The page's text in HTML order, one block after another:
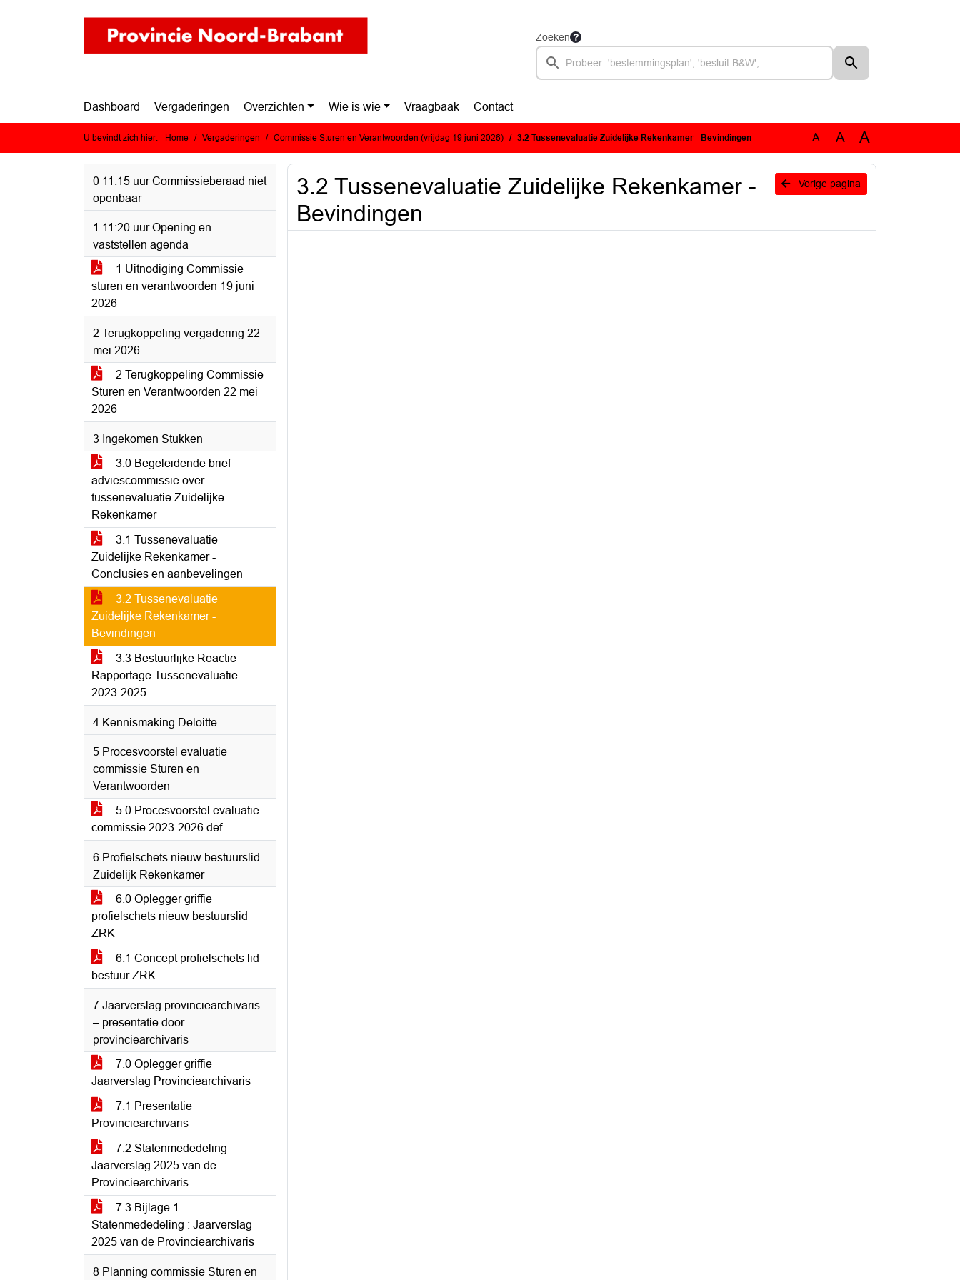
Ga naar de inhoud van deze pagina
Ga naar het zoeken
Ga naar het menu
Zoeken
Dashboard Vergaderingen Overzichten Wie is wie Vraagbaak Contact
U bevindt zich hier: Home Vergaderingen Commissie Sturen en Verantwoorden (vrijdag 19 juni 2026) 3.2 Tussenevaluatie Zuidelijke Rekenkamer - Bevindingen A A A
0 11:15 uur Commissieberaad niet
openbaar
1 11:20 uur Opening en
vaststellen agenda
1 Uitnodiging Commissie
sturen en verantwoorden 19 juni
2026
2 Terugkoppeling vergadering 22
mei 2026
2 Terugkoppeling Commissie
Sturen en Verantwoorden 22 mei
2026
3 Ingekomen Stukken
3.0 Begeleidende brief
adviescommissie over
tussenevaluatie Zuidelijke
Rekenkamer
3.1 Tussenevaluatie
Zuidelijke Rekenkamer -
Conclusies en aanbevelingen
3.2 Tussenevaluatie
Zuidelijke Rekenkamer -
Bevindingen
3.3 Bestuurlijke Reactie
Rapportage Tussenevaluatie
2023-2025
4 Kennismaking Deloitte
5 Procesvoorstel evaluatie
commissie Sturen en
Verantwoorden
5.0 Procesvoorstel evaluatie
commissie 2023-2026 def
6 Profielschets nieuw bestuurslid
Zuidelijk Rekenkamer
6.0 Oplegger griffie
profielschets nieuw bestuurslid
ZRK
6.1 Concept profielschets lid
bestuur ZRK
7 Jaarverslag provinciearchivaris
– presentatie door
provinciearchivaris
7.0 Oplegger griffie
Jaarverslag Provinciearchivaris
7.1 Presentatie
Provinciearchivaris
7.2 Statenmededeling
Jaarverslag 2025 van de
Provinciearchivaris
7.3 Bijlage 1
Statenmededeling : Jaarverslag
2025 van de Provinciearchivaris
8 Planning commissie Sturen en
Vorige pagina
3.2 Tussenevaluatie Zuidelijke Rekenkamer -
Bevindingen